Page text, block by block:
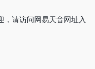
，请访问网易天音网址入